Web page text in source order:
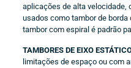
aplicações de alta velocidade,
usados como tambor de borda
tambor com espiral é padrão
TAMBORES DE EIXO
limitações de espaço ou com